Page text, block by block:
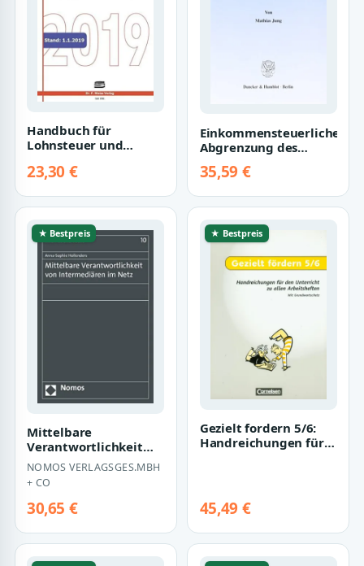
Handbuch für
Lohnsteuer und
2019: Der Kommentar
23,30 €
Einkommensteuerliche
Abgrenzung des
Grundstückhandels.
35,59 €
★ Bestpreis
Mittelbare
Verantwortlichkeit
von Intermediären im
Netz
NOMOS VERLAGSGES.MBH
+ CO
30,65 €
★ Bestpreis
Gezielt fordern 5/6:
Handreichungen für
45,49 €